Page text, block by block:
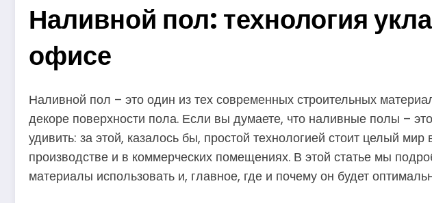
Наливной пол: технология
офисе
Наливной пол – это один из тех современных строительных
декоре поверхности пола. Если вы думаете, что наливные полы –
удивить: за этой, казалось бы, простой технологией стоит целый
производстве и в коммерческих помещениях. В этой статье мы
материалы использовать и, главное, где и почему он будет